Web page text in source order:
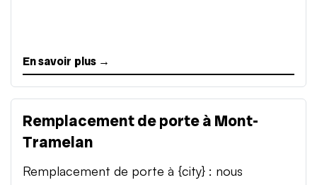
En savoir plus →
Remplacement de porte à Mont-
Tramelan
Remplacement de porte à {city} : nous